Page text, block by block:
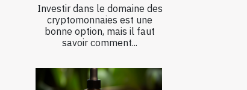
Investir dans le domaine des
cryptomonnaies est une
bonne option, mais il faut
savoir comment...